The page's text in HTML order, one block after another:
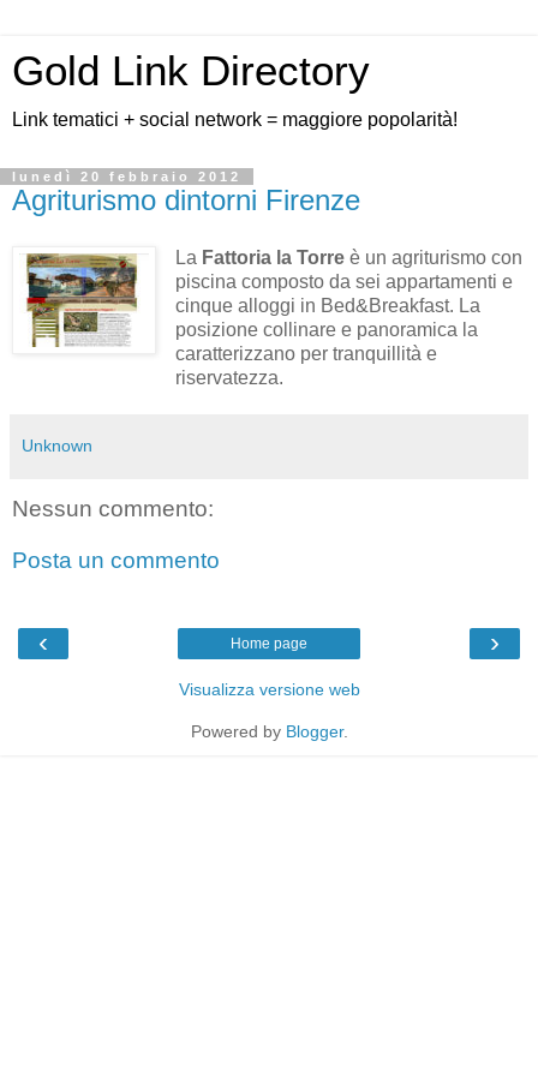
Gold Link Directory
Link tematici + social network = maggiore popolarità!
lunedì 20 febbraio 2012
Agriturismo dintorni Firenze
La Fattoria la Torreè un agriturismo con
piscina composto da sei appartamenti e
cinque alloggi in Bed&Breakfast. La
posizione collinare e panoramica la
caratterizzano per tranquillità e
riservatezza.
Unknown
Nessun commento:
Posta un commento
‹ ›
Home page
Visualizza versione web
Powered by Blogger.